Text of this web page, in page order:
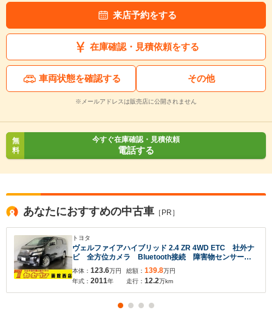
来店予約をする
在庫確認・見積依頼をする
車両状態を確認する その他
※メールアドレスは販売店に公開されません
無
料
今すぐ在庫確認・見積依頼
電話する
あなたにおすすめの中古車 ［PR］
トヨタ
ヴェルファイアハイブリッド 2.4 ZR 4WD ETC 社外ナ
ビ 全方位カメラ Bluetooth接続 障害物センサー W
エアコン フリップダウンモニター 両側電動スライド
ドア プッシュスタート フルエアバック
本体： 123.6万円
年式： 2011年
総額： 139.8万円
走行： 12.2万km
いいえ はい